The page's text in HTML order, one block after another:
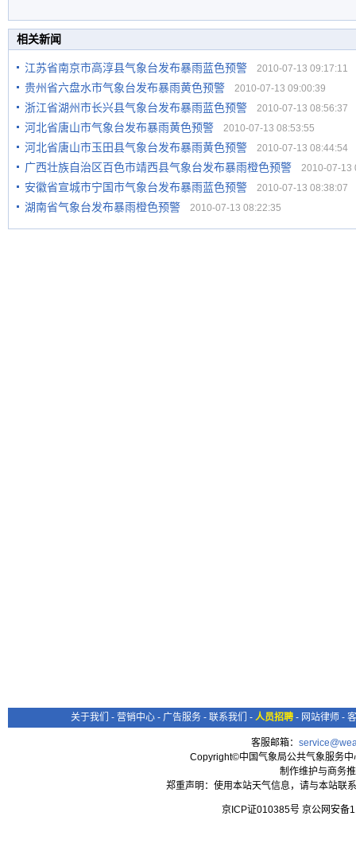
相关新闻
江苏省南京市高淳县气象台发布暴雨蓝色预警 2010-07-13 09:17:11
贵州省六盘水市气象台发布暴雨黄色预警 2010-07-13 09:00:39
浙江省湖州市长兴县气象台发布暴雨蓝色预警 2010-07-13 08:56:37
河北省唐山市气象台发布暴雨黄色预警 2010-07-13 08:53:55
河北省唐山市玉田县气象台发布暴雨黄色预警 2010-07-13 08:44:54
广西壮族自治区百色市靖西县气象台发布暴雨橙色预警 2010-07-13
安徽省宣城市宁国市气象台发布暴雨蓝色预警 2010-07-13 08:38:07
湖南省气象台发布暴雨橙色预警 2010-07-13 08:22:35
关于我们 - 营销中心 - 广告服务 - 联系我们 - 人员招聘 - 网站律师 -
客服邮箱：
Copyright©中国气象局公共气象服务
制作维护与商务
郑重声明：使用本站天气信息，请与本站联
京ICP证010385号 京公网安备